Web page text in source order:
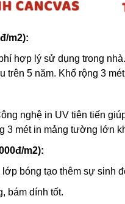
m2):
hợp lý sử dụng trong nhà.
trên 5 năm. Khổ rộng 3
nghệ in UV tiên tiến
3 mét in mảng tường lớn
m2):
bóng tạo thêm sự sinh
bám dính tốt.